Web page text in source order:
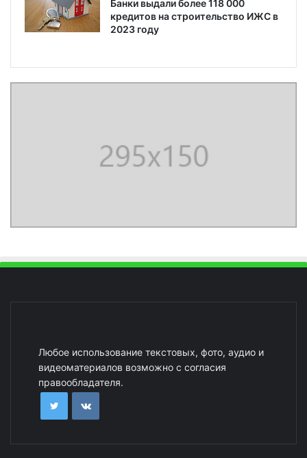
Банки выдали более 118 000
кредитов на строительство ИЖС в
2023 году
Любое использование текстовых, фото, аудио и
видеоматериалов возможно с согласия
правообладателя.